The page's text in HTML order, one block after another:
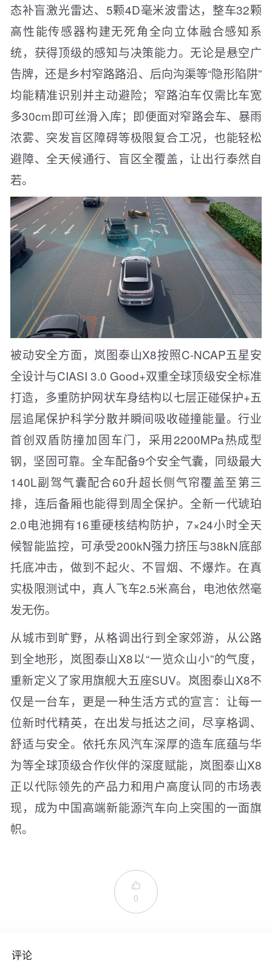
态补盲激光雷达、5颗4D毫米波雷达，整车32颗
高性能传感器构建无死角全向立体融合感知系
统，获得顶级的感知与决策能力。无论是悬空广
告牌，还是乡村窄路路沿、后向沟渠等“隐形陷阱”
均能精准识别并主动避险；窄路泊车仅需比车宽
多30cm即可丝滑入库；即便面对窄路会车、暴雨
浓雾、突发盲区障碍等极限复合工况，也能轻松
避障、全天候通行、盲区全覆盖，让出行泰然自
若。
被动安全方面，岚图泰山X8按照C-NCAP五星安
全设计与CIASI 3.0 Good+双重全球顶级安全标准
打造，多重防护网状车身结构以七层正碰保护+五
层追尾保护科学分散并瞬间吸收碰撞能量。行业
首创双盾防撞加固车门，采用2200MPa热成型
钢，坚固可靠。全车配备9个安全气囊，同级最大
140L副驾气囊配合60升超长侧气帘覆盖至第三
排，连后备厢也能得到周全保护。全新一代琥珀
2.0电池拥有16重硬核结构防护，7×24小时全天
候智能监控，可承受200kN强力挤压与38kN底部
托底冲击，做到不起火、不冒烟、不爆炸。在真
实极限测试中，真人飞车2.5米高台，电池依然毫
发无伤。
从城市到旷野，从格调出行到全家郊游，从公路
到全地形，岚图泰山X8以“一览众山小”的气度，
重新定义了家用旗舰大五座SUV。岚图泰山X8不
仅是一台车，更是一种生活方式的宣言：让每一
位新时代精英，在出发与抵达之间，尽享格调、
舒适与安全。依托东风汽车深厚的造车底蕴与华
为等全球顶级合作伙伴的深度赋能，岚图泰山X8
正以代际领先的产品力和用户高度认同的市场表
现，成为中国高端新能源汽车向上突围的一面旗
帜。

0
评论